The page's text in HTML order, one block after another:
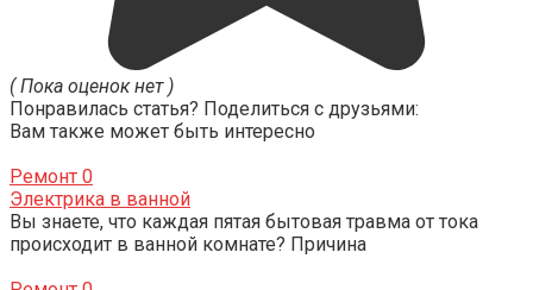
( Пока оценок нет )
Понравилась статья? Поделиться с друзьями:
Вам также может быть интересно
Ремонт 0
Электрика в ванной
Вы знаете, что каждая пятая бытовая травма от тока
происходит в ванной комнате? Причина